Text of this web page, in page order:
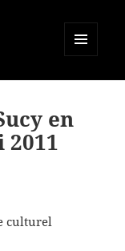
en
2011
culturel